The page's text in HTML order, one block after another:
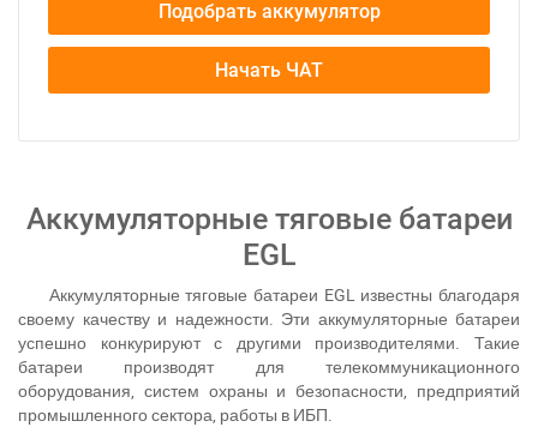
Подобрать аккумулятор
Начать ЧАТ
Аккумуляторные тяговые батареи
EGL
Аккумуляторные тяговые батареи EGL известны благодаря
своему качеству и надежности. Эти аккумуляторные батареи
успешно конкурируют с другими производителями. Такие
батареи производят для телекоммуникационного
оборудования, систем охраны и безопасности, предприятий
промышленного сектора, работы в ИБП.